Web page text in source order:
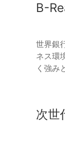
B-
世界銀
ネス環
く強み
次世